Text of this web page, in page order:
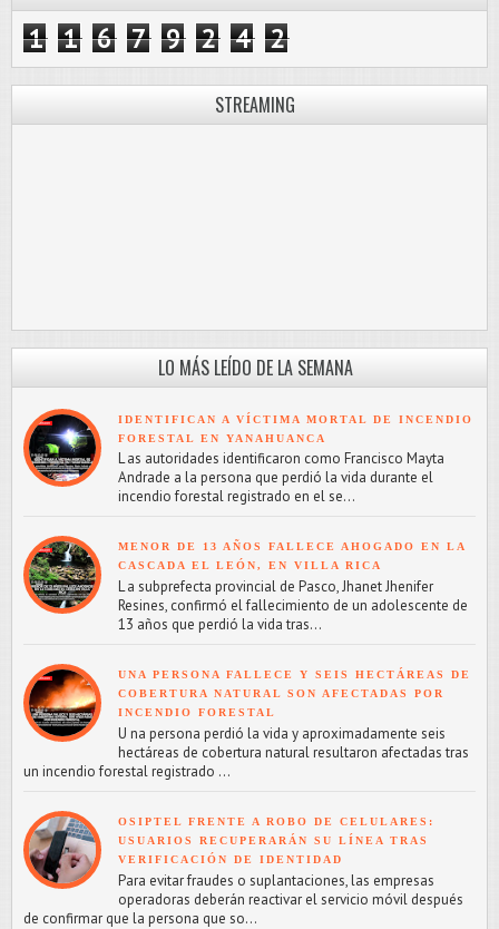
1 1 6 7 9 2 4 2
STREAMING
LO MÁS LEÍDO DE LA SEMANA
IDENTIFICAN A VÍCTIMA MORTAL DE INCENDIO
FORESTAL EN YANAHUANCA
L as autoridades identificaron como Francisco Mayta
Andrade a la persona que perdió la vida durante el
incendio forestal registrado en el se...
MENOR DE 13 AÑOS FALLECE AHOGADO EN LA
CASCADA EL LEÓN, EN VILLA RICA
L a subprefecta provincial de Pasco, Jhanet Jhenifer
Resines, confirmó el fallecimiento de un adolescente de
13 años que perdió la vida tras...
UNA PERSONA FALLECE Y SEIS HECTÁREAS DE
COBERTURA NATURAL SON AFECTADAS POR
INCENDIO FORESTAL
U na persona perdió la vida y aproximadamente seis
hectáreas de cobertura natural resultaron afectadas tras
un incendio forestal registrado ...
OSIPTEL FRENTE A ROBO DE CELULARES:
USUARIOS RECUPERARÁN SU LÍNEA TRAS
VERIFICACIÓN DE IDENTIDAD
Para evitar fraudes o suplantaciones, las empresas
operadoras deberán reactivar el servicio móvil después
de confirmar que la persona que so...